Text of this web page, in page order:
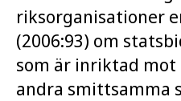
riksorganisationer
(2006:93) om
som är inriktad mot
andra smittsamma